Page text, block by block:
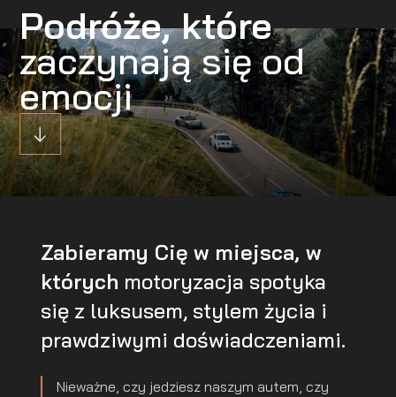
Podróże, które
zaczynają się od
emocji
Zabieramy Cię w miejsca, w
których motoryzacja spotyka
się z luksusem, stylem życia i
prawdziwymi doświadczeniami.
Nieważne, czy jedziesz naszym autem, czy